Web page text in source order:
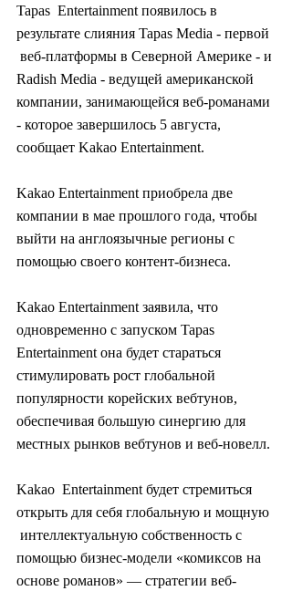
Tapas  Entertainment появилось в
результате слияния Tapas Media - первой
веб-платформы в Северной Америке - и
Radish Media - ведущей американской
компании, занимающейся веб-романами
- которое завершилось 5 августа,
сообщает Kakao Entertainment.
Kakao Entertainment приобрела две
компании в мае прошлого года, чтобы
выйти на англоязычные регионы с
помощью своего контент-бизнеса.
Kakao Entertainment заявила, что
одновременно с запуском Tapas
Entertainment она будет стараться
стимулировать рост глобальной
популярности корейских вебтунов,
обеспечивая большую синергию для
местных рынков вебтунов и веб-новелл.
Kakao  Entertainment будет стремиться
открыть для себя глобальную и мощную
интеллектуальную собственность с
помощью бизнес-модели «комиксов на
основе романов» — стратегии веб-